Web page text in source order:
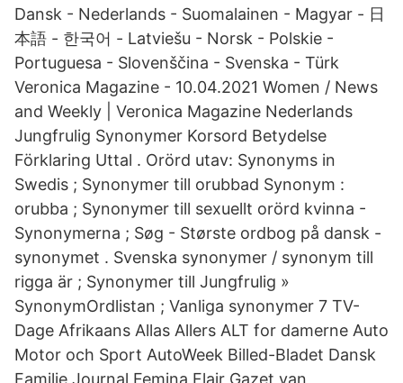
Dansk - Nederlands - Suomalainen - Magyar - 日
本語 - 한국어 - Latviešu - Norsk - Polskie -
Portuguesa - Slovenščina - Svenska - Türk
Veronica Magazine - 10.04.2021 Women / News
and Weekly | Veronica Magazine Nederlands
Jungfrulig Synonymer Korsord Betydelse
Förklaring Uttal . Orörd utav: Synonyms in
Swedis ; Synonymer till orubbad Synonym :
orubba ; Synonymer till sexuellt orörd kvinna -
Synonymerna ; Søg - Største ordbog på dansk -
synonymet . Svenska synonymer / synonym till
rigga är ; Synonymer till Jungfrulig »
SynonymOrdlistan ; Vanliga synonymer 7 TV-
Dage Afrikaans Allas Allers ALT for damerne Auto
Motor och Sport AutoWeek Billed-Bladet Dansk
Familie Journal Femina Flair Gazet van